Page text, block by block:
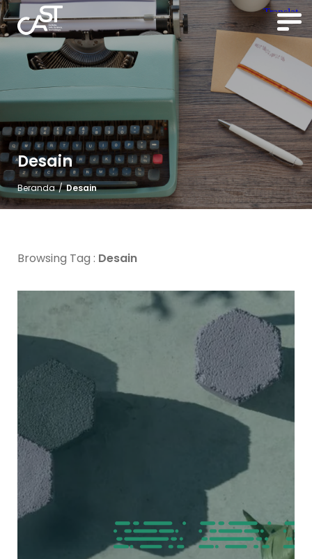
Desain
Beranda / Desain
Browsing Tag : Desain